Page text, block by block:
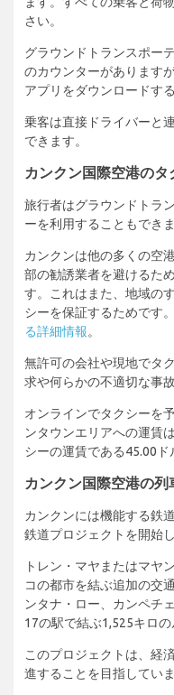
さい。
グラウンドトランスポー
のカウンターがあります
アプリをダウンロードす
乗客は直接ドライバーと
できます。
カンクン国際空港のタ
旅行者はグラウンドトラ
ーを利用することもできま
カンクンは他の多くの空
部の勧誘業者を避けるた
す。これはまた、地域の
シーを保証するためです。
る詳細情報。
無許可の会社や現地でタ
求や何らかの不適切な事
オンラインでタクシーを
ンタウンエリアへの運賃
シーの運賃である45.00ド
カンクン国際空港の列
カンクンには機能する鉄
鉄道プロジェクトを開始し
トレン・マヤまたはマヤ
コの都市を結ぶ追加の交
ンタナ・ロー、カンペチ
17の駅で結ぶ1,525キロの
このプロジェクトは、経
進することを目指していま